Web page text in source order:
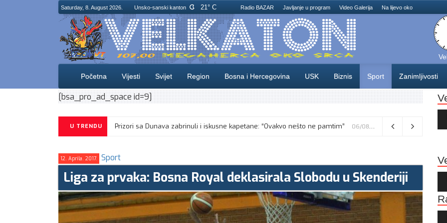
Saturday, 8. August 2026. Unsko-sanski kanton 21° C Radio BAZAR Javljanje u program Video Galerija Na lijevo oko
Početna Vijesti Svijet Region Bosna i Hercegovina USK Biznis Sport Zanimljivosti
[bsa_pro_ad_space id=9]
U TRENDU Prizori sa Dunava zabrinuli i iskusne kapetane: “Ovakvo nešto ne pamtim” 06/08/2026
Vance kaže da će pregovori s Iranom potrajati, odbacio navode o sukobu s Netanyahuom 06/08/2026
12. Aprila. 2017. Sport
Liga za prvaka: Bosna Royal deklasirala Slobodu u Skenderiji